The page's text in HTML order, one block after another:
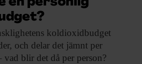
koldioxidbudget
och delar det jämnt per
vad blir det då per person?